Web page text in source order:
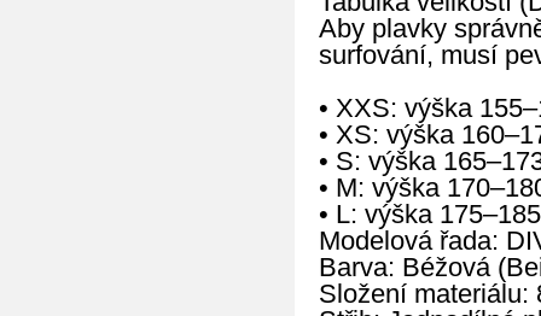
Aby plavky
surfování, musí
• XXS: výška
• XS: výška
• S: výška
• M: výška
• L: výška
Modelová řada:
Barva: Béžová
Složení materiálu: